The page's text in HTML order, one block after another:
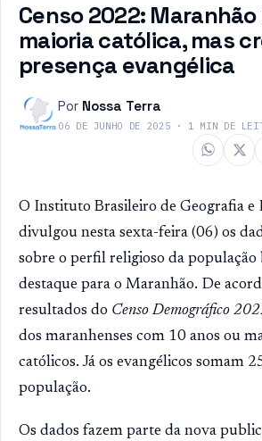
Censo 2022:
maioria católica, mas
presença evangélica
Por Nossa Terra
06 DE JUNHO DE 2025 · 1 MIN DE
O Instituto Brasileiro de Geografia e
divulgou nesta sexta-feira (06) os
sobre o perfil religioso da população
destaque para o Maranhão. De
resultados do Censo Demográfico
dos maranhenses com 10 anos ou
católicos. Já os evangélicos somam
população.
Os dados fazem parte da nova